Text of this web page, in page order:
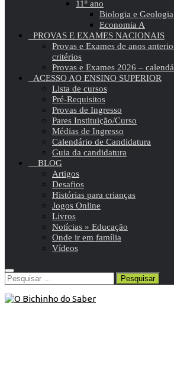
11º ano
Biologia e Geologia
Economia A
PROVAS E EXAMES NACIONAIS
Provas e Exames de anos
critérios
Provas e Exames 2026 –
ACESSO AO ENSINO SUPERIOR
Lista de cursos
Pré-Requisitos
Provas de Ingresso
Pares Instituição/Curso
Médias de Ingresso
Calendário de Candidatura
Guia da candidatura
BLOG
Artigos
Desafios
Histórias para crianças
Jogos Online
Livros
Notícias » Educação
Onde ir em família
Vídeos
Pesquisar
por: